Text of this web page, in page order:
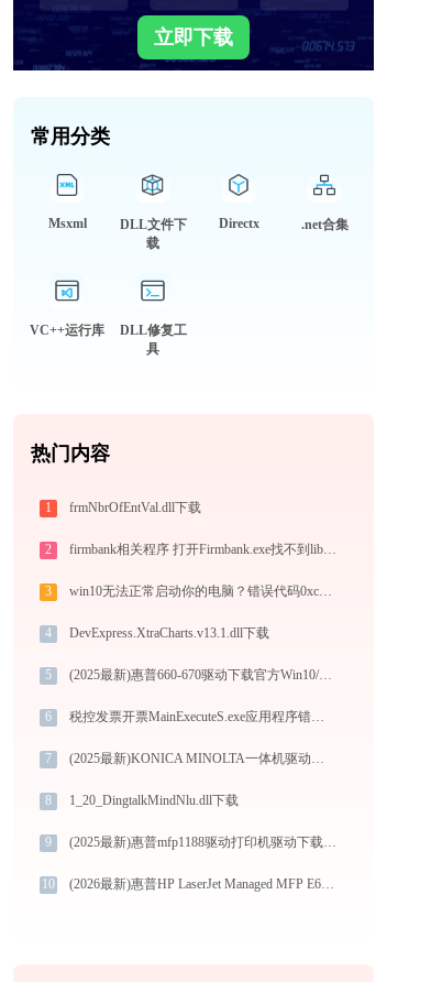
立即下载
常用分类
Msxml
DLL文件下
载
Directx .net合集
VC++运行库
DLL修复工
具
热门内容
1 frmNbrOfEntVal.dll下载
2 firmbank相关程序 打开Firmbank.exe找不到libcef.dll怎么办
3 win10无法正常启动你的电脑？错误代码0xc0000001如何解决？- 2026最新解决方法
4 DevExpress.XtraCharts.v13.1.dll下载
5 (2025最新)惠普660-670驱动下载官方Win10/Win11支持
6 税控发票开票MainExecuteS.exe应用程序错误0xc000000d解决方法
7 (2025最新)KONICA MINOLTA一体机驱动下载(官方Win10/Win11)
8 1_20_DingtalkMindNlu.dll下载
9 (2025最新)惠普mfp1188驱动打印机驱动下载与安装指南
10 (2026最新)惠普HP LaserJet Managed MFP E62655dn打印机驱动安装不再难，跟着这些步骤一学就会